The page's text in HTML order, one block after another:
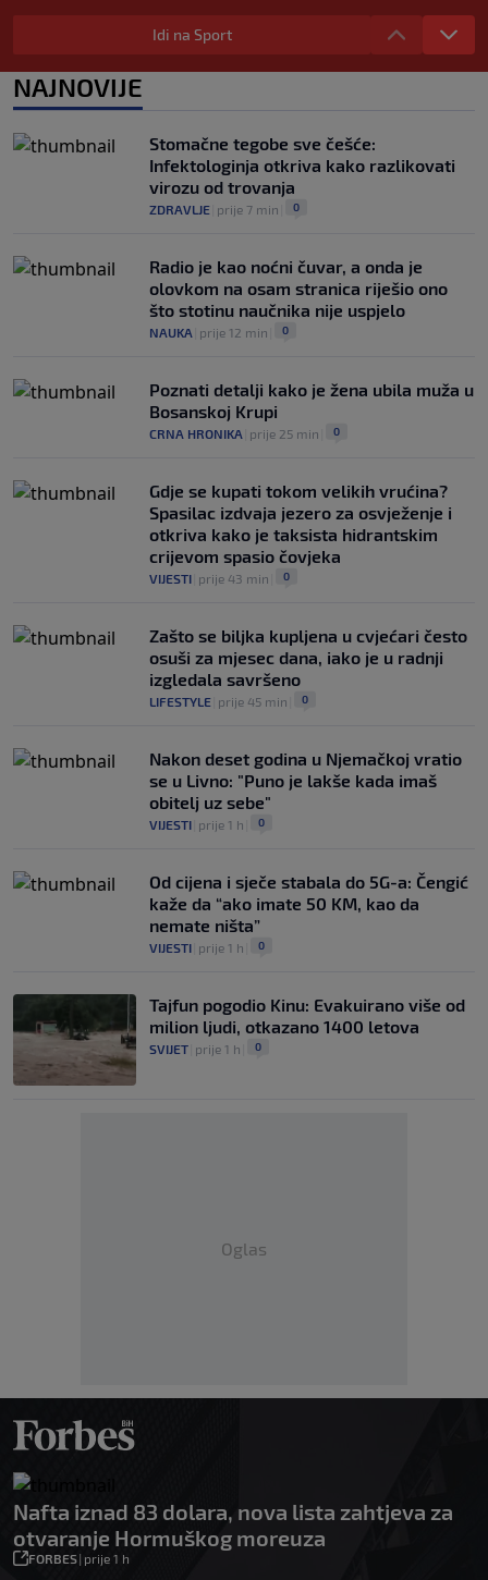
Vlahović pred velikom odlukom:
Beşiktaş mu nudi 10 miliona eura po
0
Mundijal: Od fudbala do Trumpa,
milijardi i rata s UEFA-om
prije 3 h 0
Idi na Sport
NAJNOVIJE
Stomačne tegobe sve češće:
Infektologinja otkriva kako razlikovati
virozu od trovanja
ZDRAVLJE prije 7 min 0
Radio je kao noćni čuvar, a onda je
olovkom na osam stranica riješio ono
što stotinu naučnika nije uspjelo
NAUKA prije 12 min 0
Poznati detalji kako je žena ubila muža u
Bosanskoj Krupi
CRNA HRONIKA prije 25 min 0
Gdje se kupati tokom velikih vrućina?
Spasilac izdvaja jezero za osvježenje i
otkriva kako je taksista hidrantskim
crijevom spasio čovjeka
VIJESTI prije 43 min 0
Zašto se biljka kupljena u cvjećari često
osuši za mjesec dana, iako je u radnji
izgledala savršeno
LIFESTYLE prije 45 min 0
Nakon deset godina u Njemačkoj vratio
se u Livno: "Puno je lakše kada imaš
obitelj uz sebe"
VIJESTI prije 1 h 0
Od cijena i sječe stabala do 5G-a: Čengić
kaže da “ako imate 50 KM, kao da
nemate ništa”
VIJESTI prije 1 h 0
Tajfun pogodio Kinu: Evakuirano više od
milion ljudi, otkazano 1400 letova
SVIJET prije 1 h 0
Oglas
Nafta iznad 83 dolara, nova lista zahtjeva za
otvaranje Hormuškog moreuza
FORBES| prije 1 h